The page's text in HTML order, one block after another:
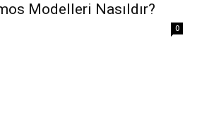
Modelleri Nasıldır?
0